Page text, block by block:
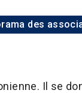
des
Il se